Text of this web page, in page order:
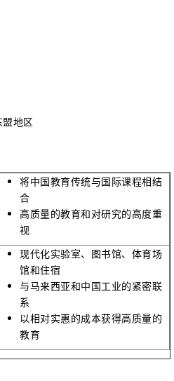
地区
将中国教育传统与国际课程相结
合
高质量的教育和对研究的高度重
视
现代化实验室、图书馆、体育场
馆和住宿
与马来西亚和中国工业的紧密联
系
以相对实惠的成本获得高质量的
教育